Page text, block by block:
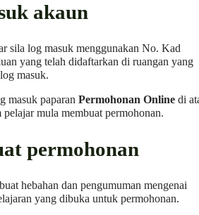
akaun
sila log masuk menggunakan No. Kad
yang telah didaftarkan di ruangan yang
masuk.
masuk paparan Permohonan Online di
mula membuat permohonan.
permohonan
hebahan dan pengumuman mengenai
yang dibuka untuk permohonan.